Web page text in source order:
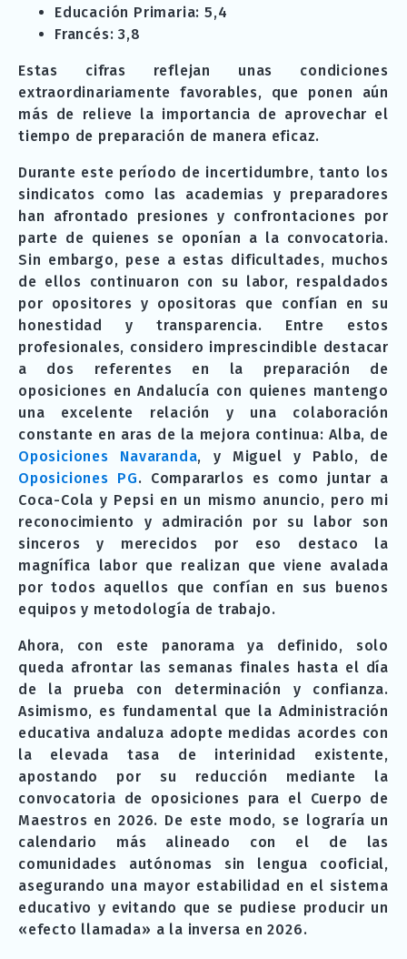
Educación Primaria: 5,4
Francés: 3,8
Estas cifras reflejan unas condiciones
extraordinariamente favorables, que ponen aún
más de relieve la importancia de aprovechar el
tiempo de preparación de manera eficaz.
Durante este período de incertidumbre, tanto los
sindicatos como las academias y preparadores
han afrontado presiones y confrontaciones por
parte de quienes se oponían a la convocatoria.
Sin embargo, pese a estas dificultades, muchos
de ellos continuaron con su labor, respaldados
por opositores y opositoras que confían en su
honestidad y transparencia. Entre estos
profesionales, considero imprescindible destacar
a dos referentes en la preparación de
oposiciones en Andalucía con quienes mantengo
una excelente relación y una colaboración
constante en aras de la mejora continua: Alba, de
Oposiciones Navaranda, y Miguel y Pablo, de
Oposiciones PG. Compararlos es como juntar a
Coca-Cola y Pepsi en un mismo anuncio, pero mi
reconocimiento y admiración por su labor son
sinceros y merecidos por eso destaco la
magnífica labor que realizan que viene avalada
por todos aquellos que confían en sus buenos
equipos y metodología de trabajo.
Ahora, con este panorama ya definido, solo
queda afrontar las semanas finales hasta el día
de la prueba con determinación y confianza.
Asimismo, es fundamental que la Administración
educativa andaluza adopte medidas acordes con
la elevada tasa de interinidad existente,
apostando por su reducción mediante la
convocatoria de oposiciones para el Cuerpo de
Maestros en 2026. De este modo, se lograría un
calendario más alineado con el de las
comunidades autónomas sin lengua cooficial,
asegurando una mayor estabilidad en el sistema
educativo y evitando que se pudiese producir un
«efecto llamada» a la inversa en 2026.